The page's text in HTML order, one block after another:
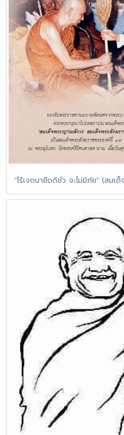
"ไร้เจตนายึดดีชั่ว จะไม่มีภัย" (สมเด็